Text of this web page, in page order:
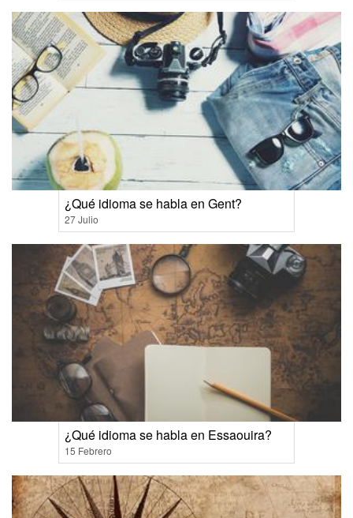
¿Qué idioma se habla en Gent?
27 Julio
¿Qué idioma se habla en Essaouira?
15 Febrero